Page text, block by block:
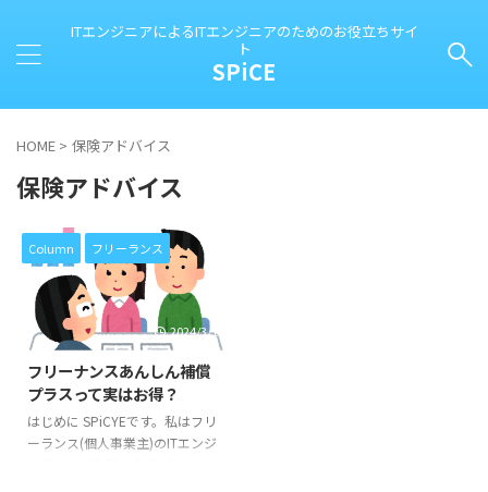
ITエンジニアによるITエンジニアのためのお役立ちサイ
ト
SPiCE
HOME > 保険アドバイス
保険アドバイス
Column フリーランス
2024/3/18
フリーナンスあんしん補償
プラスって実はお得？
はじめに SPiCYEです。私はフリ
ーランス(個人事業主)のITエンジ